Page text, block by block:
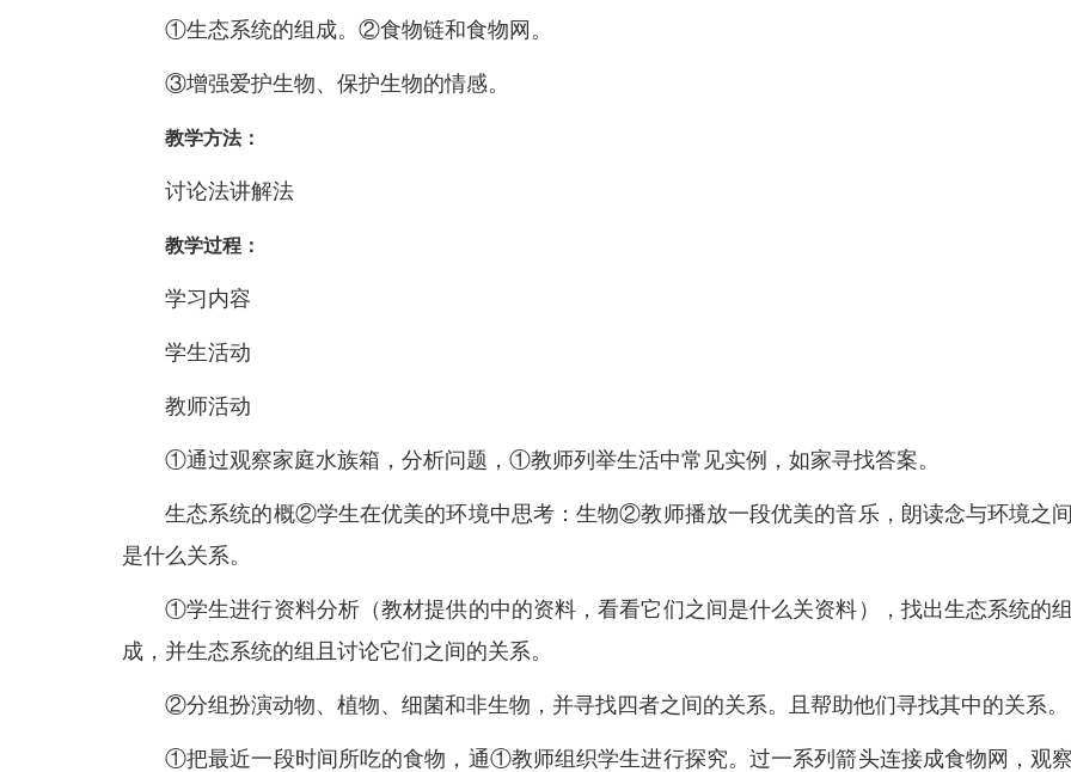
①生态系统的组成。②食物链和食物网。
③增强爱护生物、保护生物的情感。
教学方法：
讨论法讲解法
教学过程：
学习内容
学生活动
教师活动
①通过观察家庭水族箱，分析问题，①教师列举生活中常见实例，如家寻找答案。
生态系统的概②学生在优美的环境中思考：生物②教师播放一段优美的音乐，朗读念与环境之间
是什么关系。
①学生进行资料分析（教材提供的中的资料，看看它们之间是什么关资料），找出生态系统的组
成，并生态系统的组且讨论它们之间的关系。
②分组扮演动物、植物、细菌和非生物，并寻找四者之间的关系。且帮助他们寻找其中的关系。
①把最近一段时间所吃的食物，通①教师组织学生进行探究。过一系列箭头连接成食物网，观察